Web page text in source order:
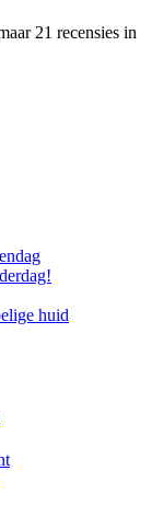
21 recensies in
huid